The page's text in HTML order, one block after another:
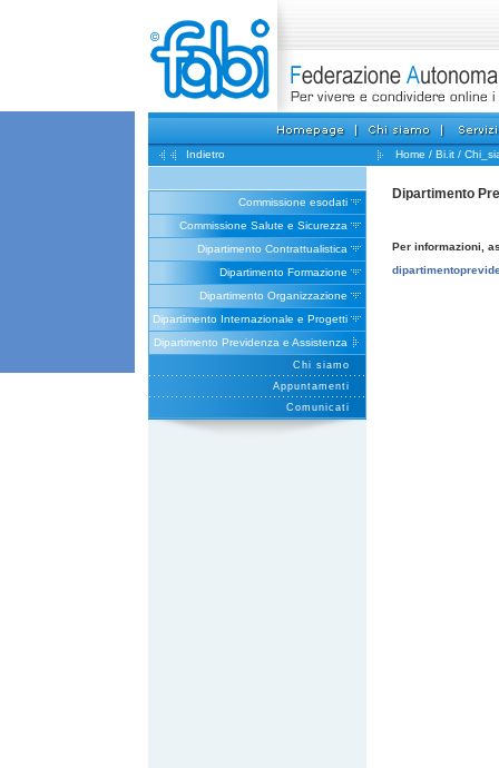
Indietro Home / Bi.it /
Commissione esodati
Commissione Salute e Sicurezza
Dipartimento Contrattualistica
Dipartimento Formazione
Dipartimento Organizzazione
Dipartimento Internazionale e Progetti
Dipartimento Previdenza e Assistenza
Chi siamo
Appuntamenti
Comunicati
Dipartimento
Per informazioni,